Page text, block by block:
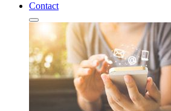
Contact